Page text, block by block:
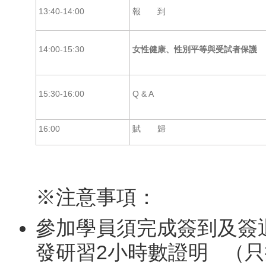
13:40-14:00 報 到
14:00-15:30 女性健康、性別平等與受試者保護
15:30-16:00 Q & A
16:00 賦 歸
※注意事項：
參加學員須完成簽到及
發研習2小時數證明 （